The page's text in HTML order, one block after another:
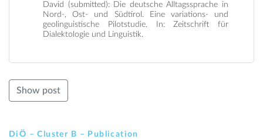
David (submitted): Die deutsche Alltagssprache in
Nord-, Ost- und Südtirol. Eine variations- und
geolinguistische Pilotstudie. In: Zeitschrift für
Dialektologie und Linguistik.
Show post
DiÖ – Cluster B – Publication